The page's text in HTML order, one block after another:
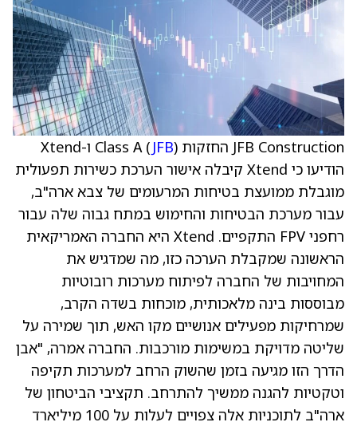
JFB Construction החזקות Class A ( JFB
) ו-Xtend
הודיעו כי Xtend קיבלה אישור הערכת כשירות תפעולית
מוגבלת ממועצת בטיחות המרעומים של צבא ארה"ב,
עבור מערכת הבטיחות והחימוש במתח גבוה שלה עבור
רחפני FPV התקפיים. Xtend היא החברה האמריקאית
הראשונה שמקבלת הערכה כזו, מה שמדגיש את
המחויבות של החברה לפיתוח מערכות רובוטיות
מבוססות בינה מלאכותית, מוכחות בשדה הקרב,
שמרחיקות מפעילים אנושיים מקו האש, תוך שמירה על
שליטה מדויקת במשימות מורכבות. החברה אמרה, "אבן
הדרך הזו מגיעה בזמן שהשוק הרחב למערכות תקיפה
וטקטיות להגנה ממשיך להתרחב. תקציבי הביטחון של
ארה"ב לתוכניות אלה צפויים לעלות על 100 מיליארד